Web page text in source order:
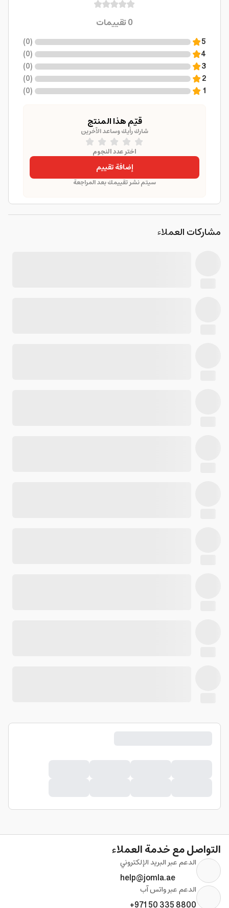
0تقييمات
5
(
0
)
4
(
0
)
3
(
0
)
2
(
0
)
1
(
0
)
قيّم هذا المنتج
شارك رأيك وساعد الآخرين
اختر عدد النجوم
إضافة تقييم
سيتم نشر تقييمك بعد المراجعة
مشاركات العملاء
التواصل مع خدمة العملاء
الدعم عبر البريد الإلكتروني
help@jomla.ae
الدعم عبر واتس آب
+971 50 335 8800